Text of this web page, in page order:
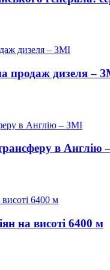
продаж дизеля –
в Англію
на висоті 6400 м